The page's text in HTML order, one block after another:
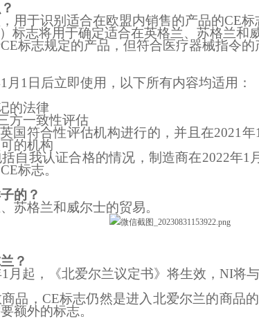
用于识别适合在欧盟内销售的产品的CE标
标志将用于确定适合在英格兰、苏格兰和
标志规定的产品，但符合医疗器械指令的
月1日后立即使用，以下所有内容均适用：
的法律
方一致性评估
国符合性评估机构进行的，并且在2021
的机构
自我认证合格的情况，制造商在2022年1
标志。
的？
苏格兰和威尔士的贸易。
？
月起，《北爱尔兰议定书》将生效，NI将
品，CE标志仍然是进入北爱尔兰的商品
额外的标志。